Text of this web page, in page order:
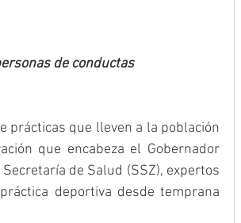
de conductas
prácticas que lleven a la población
que encabeza el Gobernador
de Salud (SSZ), expertos
deportiva desde temprana